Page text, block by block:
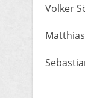
​Volker